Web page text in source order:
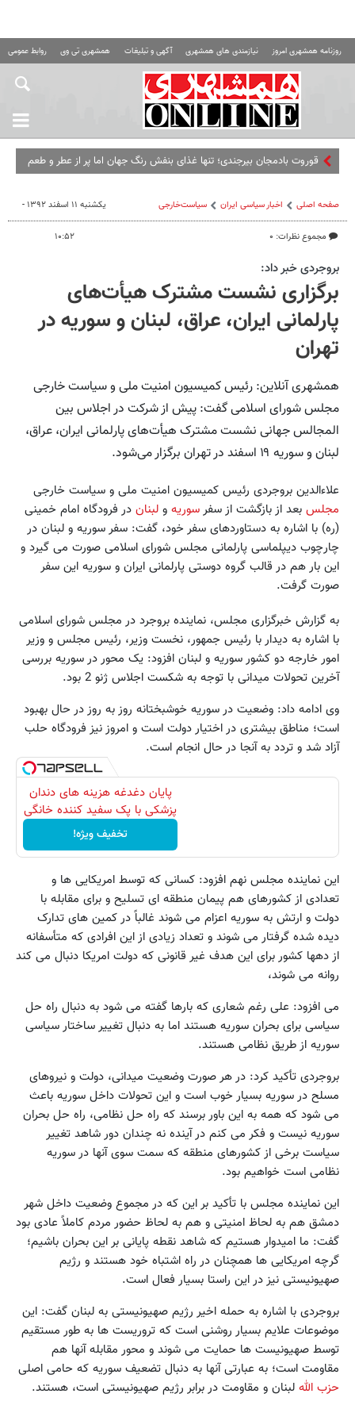
روزنامه همشهری امروز نیازمندی های همشهری آگهی و تبلیغات همشهری تی وی روابط عمومی
قوروت بادمجان بیرجندی؛ تنها غذای بنفش رنگ جهان اما پر از عطر و طعم
صفحه اصلی اخبار سیاسی ایران سیاست‌خارجی
مجموع نظرات: ۰
یکشنبه ۱۱ اسفند ۱۳۹۲ -
۱۰:۵۲
بروجردی خبر داد:
برگزاری نشست مشترک هیأت‌های
پارلمانی ایران، عراق، لبنان و سوریه در
تهران
همشهری آنلاین: رئیس کمیسیون امنیت ملی و سیاست خارجی
مجلس شورای اسلامی گفت: پیش از شرکت در اجلاس بین
المجالس جهانی نشست مشترک هیأت‌های پارلمانی ایران، عراق،
لبنان و سوریه ۱۹ اسفند در تهران برگزار می‌شود.
علاءالدین بروجردی رئیس کمیسیون امنیت ملی و سیاست خارجی
مجلس بعد از بازگشت از سفرسوریه و لبنان در فرودگاه امام خمینی
(ره) با اشاره به دستاوردهای سفر خود، گفت: سفر سوریه و لبنان در
چارچوب دیپلماسی پارلمانی مجلس شورای اسلامی صورت می گیرد و
این بار هم در قالب گروه دوستی پارلمانی ایران و سوریه این سفر
صورت گرفت.
به گزارش خبرگزاری مجلس، نماینده بروجرد در مجلس شورای اسلامی
با اشاره به دیدار با رئیس جمهور، نخست وزیر، رئیس مجلس و وزیر
امور خارجه دو کشور سوریه و لبنان افزود: یک محور در سوریه بررسی
آخرین تحولات میدانی با توجه به شکست اجلاس ژنو 2 بود.
وی ادامه داد: وضعیت در سوریه خوشبختانه روز به روز در حال بهبود
است؛ مناطق بیشتری در اختیار دولت است و امروز نیز فرودگاه حلب
آزاد شد و تردد به آنجا در حال انجام است.
پایان دغدغه هزینه های دندان
پزشکی با پک سفید کننده خانگی
تخفیف ویژه!
این نماینده مجلس نهم افزود: کسانی که توسط امریکایی ها و
تعدادی از کشورهای هم پیمان منطقه ای تسلیح و برای مقابله با
دولت و ارتش به سوریه اعزام می شوند غالباً در کمین های تدارک
دیده شده گرفتار می شوند و تعداد زیادی از این افرادی که متأسفانه
از دهها کشور برای این هدف غیر قانونی که دولت امریکا دنبال می کند
روانه می شوند،
می افزود: علی رغم شعاری که بارها گفته می شود به دنبال راه حل
سیاسی برای بحران سوریه هستند اما به دنبال تغییر ساختار سیاسی
سوریه از طریق نظامی هستند.
بروجردی تأکید کرد: در هر صورت وضعیت میدانی، دولت و نیروهای
مسلح در سوریه بسیار خوب است و این تحولات داخل سوریه باعث
می شود که همه به این باور برسند که راه حل نظامی، راه حل بحران
سوریه نیست و فکر می کنم در آینده نه چندان دور شاهد تغییر
سیاست برخی از کشورهای منطقه که سمت سوی آنها در سوریه
نظامی است خواهیم بود.
این نماینده مجلس با تأکید بر این که در مجموع وضعیت داخل شهر
دمشق هم به لحاظ امنیتی و هم به لحاظ حضور مردم کاملاً عادی بود
گفت: ما امیدوار هستیم که شاهد نقطه پایانی بر این بحران باشیم؛
گرچه امریکایی ها همچنان در راه اشتباه خود هستند و رژیم
صهیونیستی نیز در این راستا بسیار فعال است.
بروجردی با اشاره به حمله اخیر رژیم صهیونیستی به لبنان گفت: این
موضوعات علایم بسیار روشنی است که تروریست ها به طور مستقیم
توسط صهیونیست ها حمایت می شوند و محور مقابله آنها هم
مقاومت است؛ به عبارتی آنها به دنبال تضعیف سوریه که حامی اصلی
حزب الله لبنان و مقاومت در برابر رژیم صهیونیستی است، هستند.